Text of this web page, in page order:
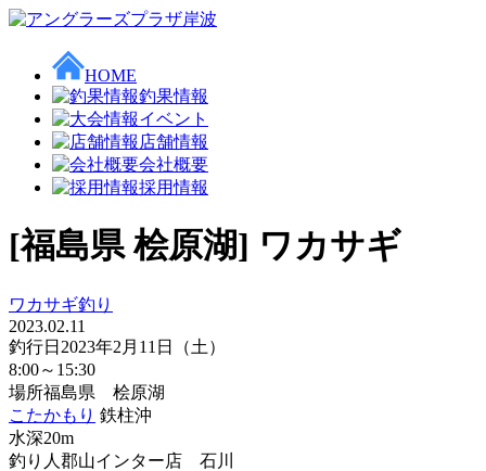
HOME
釣果情報
イベント
店舗情報
会社概要
採用情報
[福島県 桧原湖] ワカサギ
ワカサギ釣り
2023.02.11
釣行日 2023年2月11日（土）
8:00～15:30
場所福島県 桧原湖
こたかもり 鉄柱沖
水深20m
釣り人 郡山インター店 石川